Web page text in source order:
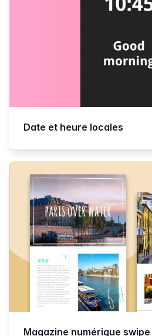
Date et heure locales
Magazine numérique